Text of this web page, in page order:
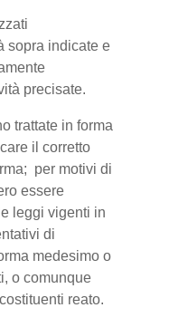
sopra indicate e
precisate.
trattate in forma
il corretto
per motivi di
essere
leggi vigenti in
di
medesimo o
o comunque
reato.